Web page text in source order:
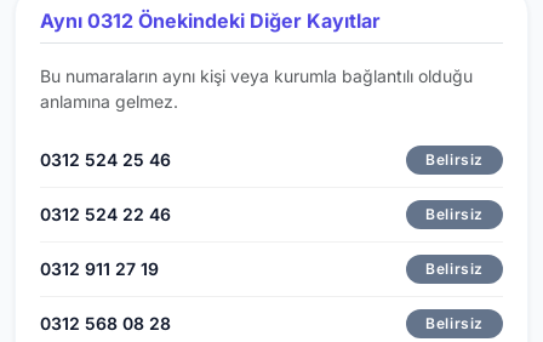
Aynı 0312 Önekindeki Diğer Kayıtlar
Bu numaraların aynı kişi veya kurumla bağlantılı olduğu
anlamına gelmez.
0312 524 25 46 Belirsiz
0312 524 22 46 Belirsiz
0312 911 27 19 Belirsiz
0312 568 08 28 Belirsiz